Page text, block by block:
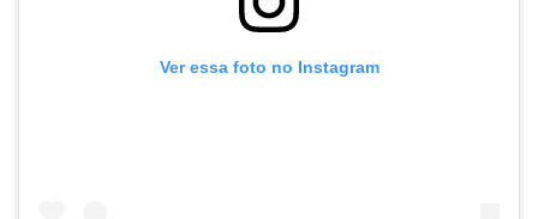
Ver essa foto no Instagram